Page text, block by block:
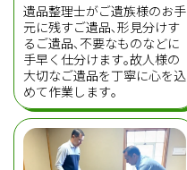
遺品整理士がご遺族様のお手
元に残すご遺品､形見分けす
るご遺品､不要なものなどに
手早く仕分けます｡故人様の
大切なご遺品を丁寧に心を込
めて作業します｡